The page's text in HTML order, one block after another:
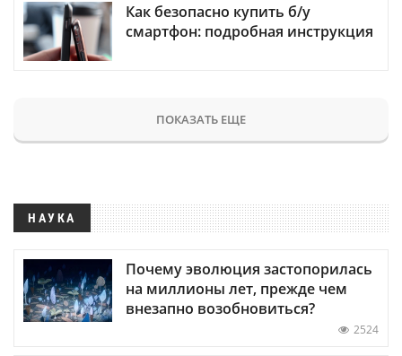
Как безопасно купить б/у
смартфон: подробная инструкция
ПОКАЗАТЬ ЕЩЕ
НАУКА
Почему эволюция застопорилась
на миллионы лет, прежде чем
внезапно возобновиться?
2524